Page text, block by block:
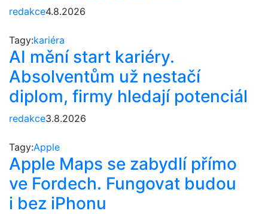
redakce4.8.2026
Tagy:kariéra
AI mění start kariéry.
Absolventům už nestačí
diplom, firmy hledají potenciál
redakce3.8.2026
Tagy:Apple
Apple Maps se zabydlí přímo
ve Fordech. Fungovat budou
i bez iPhonu